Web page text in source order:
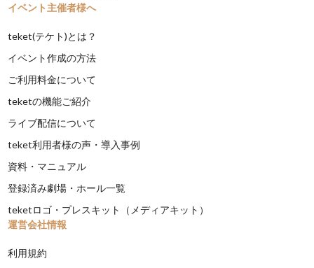
イベント主催者様へ
teket(テケト)とは？
イベント作成の方法
ご利用料金について
teketの機能ご紹介
ライブ配信について
teket利用者様の声・導入事例
資料・マニュアル
登録済み劇場・ホール一覧
teketロゴ・プレスキット（メディアキット）
運営会社情報
利用規約